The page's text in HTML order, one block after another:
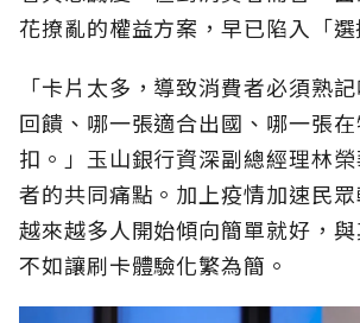
花撩亂的權益方案，早已陷入「選
「卡片太多，導致消費者必須熟
回饋、哪一張適合出國、哪一張
扣。」玉山銀行資深副總經理林
者的共同痛點。加上疫情加速民眾
越來越多人開始傾向簡單就好，與
不如讓刷卡體驗化繁為簡。